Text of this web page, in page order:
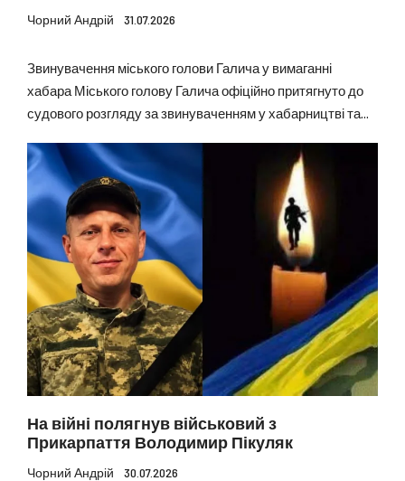
Чорний Андрій 31.07.2026
Звинувачення міського голови Галича у вимаганні
хабара Міського голову Галича офіційно притягнуто до
судового розгляду за звинуваченням у хабарництві та...
На війні полягнув військовий з
Прикарпаття Володимир Пікуляк
Чорний Андрій 30.07.2026